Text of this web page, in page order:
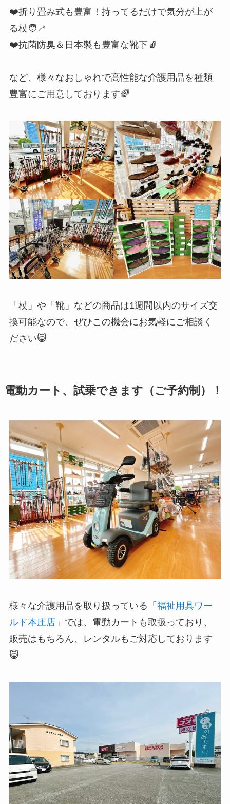
❤️折り畳み式も豊富！持ってるだけで気分が上が
る杖🧑‍🦯
❤️抗菌防臭＆日本製も豊富な靴下🧦
など、様々なおしゃれで高性能な介護用品を種類
豊富にご用意しております🌈
「杖」や「靴」などの商品は1週間以内のサイズ交
換可能なので、ぜひこの機会にお気軽にご相談く
ださい😸
電動カート、試乗できます（ご予約制）！
様々な介護用品を取り扱っている「 福祉用具ワー
ルド本庄店」では、電動カートも取扱っており、
販売はもちろん、レンタルもご対応しております
😸